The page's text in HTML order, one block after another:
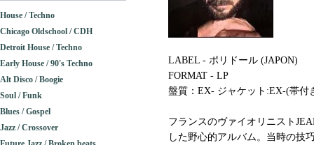
LABEL - ポリドール (JAPON)
FORMAT - LP
盤質：EX- ジャケット:EX-(帯付
フランスのヴァイオリニスト
した野心的アルバム。当時の技
House / Techno
Chicago Oldschool / CDH
Detroit House / Techno
Early House / 90's Techno
Alt Disco / Boogie
Soul / Funk
Blues / Gospel
Jazz / Crossover